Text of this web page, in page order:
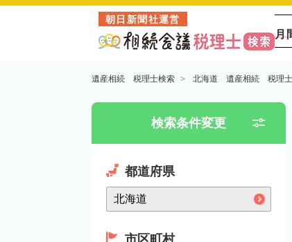
朝日新聞社運営
月
遺産相続 税理士検索 北海道 遺産相続 税理士
検索条件変更
都道府県
市区町村